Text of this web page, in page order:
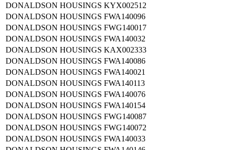
DONALDSON HOUSINGS KYX002512
DONALDSON HOUSINGS FWA140096
DONALDSON HOUSINGS FWG140017
DONALDSON HOUSINGS FWA140032
DONALDSON HOUSINGS KAX002333
DONALDSON HOUSINGS FWA140086
DONALDSON HOUSINGS FWA140021
DONALDSON HOUSINGS FWA140113
DONALDSON HOUSINGS FWA140076
DONALDSON HOUSINGS FWA140154
DONALDSON HOUSINGS FWG140087
DONALDSON HOUSINGS FWG140072
DONALDSON HOUSINGS FWA140033